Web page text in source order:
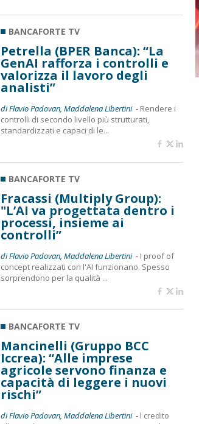
BANCAFORTE TV
Petrella (BPER Banca): “La
GenAI rafforza i controlli e
valorizza il lavoro degli
analisti”
di Flavio Padovan, Maddalena Libertini - Rendere i
controlli di secondo livello più strutturati,
standardizzati e capaci di le...
BANCAFORTE TV
Fracassi (Multiply Group):
"L’AI va progettata dentro i
processi, insieme ai
controlli”
di Flavio Padovan, Maddalena Libertini - I proof of
concept realizzati con l'AI funzionano. Spesso
sorprendono per la qualità ...
BANCAFORTE TV
Mancinelli (Gruppo BCC
Iccrea): “Alle imprese
agricole servono finanza e
capacità di leggere i nuovi
rischi”
di Flavio Padovan, Maddalena Libertini - l credito